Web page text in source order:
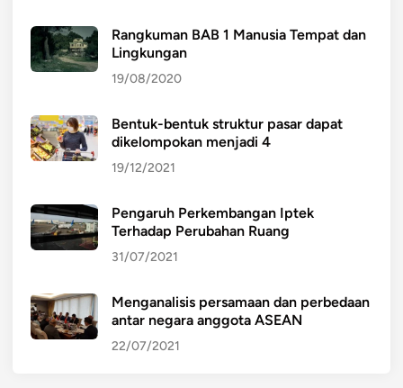
Rangkuman BAB 1 Manusia Tempat dan
Lingkungan
19/08/2020
Bentuk-bentuk struktur pasar dapat
dikelompokan menjadi 4
19/12/2021
Pengaruh Perkembangan Iptek
Terhadap Perubahan Ruang
31/07/2021
Menganalisis persamaan dan perbedaan
antar negara anggota ASEAN
22/07/2021